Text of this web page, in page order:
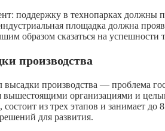
поддержку в технопарках должны
площадка должна
образом сказаться на успешности
производства
производства — проблема
вышестоящими организациями и
из трех этапов и занимает
для развития.